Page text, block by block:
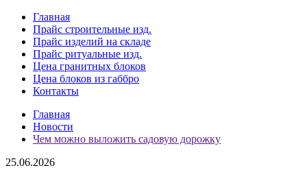
Главная
Прайс строительные изд.
Прайс изделий на складе
Прайс ритуальные изд.
Цена гранитных блоков
Цена блоков из габбро
Контакты
Главная
Новости
Чем можно выложить садовую дорожку
25.06.2026